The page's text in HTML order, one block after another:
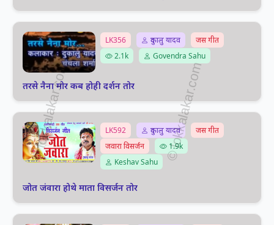
LK356 दुकालु यादव
जस गीत
2.1k
Govendra Sahu
तरसे नैना मोर कब होही दर्शन तोर
LK592 दुकालु यादव
जस गीत
जवारा विसर्जन
1.9k
Keshav Sahu
जोत जंवारा होथे माता विसर्जन तोर